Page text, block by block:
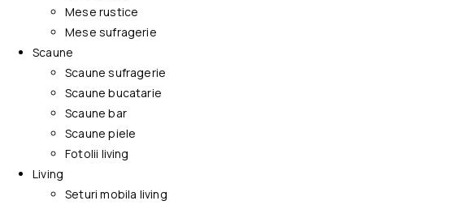
Mese rustice
Mese sufragerie
Scaune
Scaune sufragerie
Scaune bucatarie
Scaune bar
Scaune piele
Fotolii living
Living
Seturi mobila living